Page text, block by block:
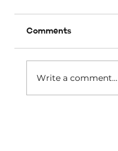
Comments
Write a comment...